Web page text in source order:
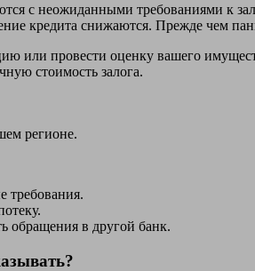
с неожиданными требованиями к
кредита снижаются. Прежде чем
или провести оценку вашего
стоимость залога.
регионе.
требования.
обращения в другой банк.